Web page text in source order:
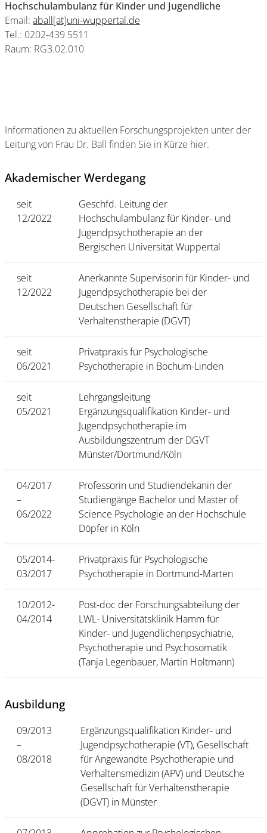
Hochschulambulanz für Kinder und Jugendliche
Email: aball[at]uni-wuppertal.de
Tel.: 0202-439 5511
Raum: RG3.02.010
Informationen zu aktuellen Forschungsprojekten unter der
Leitung von Frau Dr. Ball finden Sie in Kürze hier.
Akademischer Werdegang
seit
12/2022
Geschfd. Leitung der
Hochschulambulanz für Kinder- und
Jugendpsychotherapie an der
Bergischen Universität Wuppertal
seit
12/2022
Anerkannte Supervisorin für Kinder- und
Jugendpsychotherapie bei der
Deutschen Gesellschaft für
Verhaltenstherapie (DGVT)
seit
06/2021
Privatpraxis für Psychologische
Psychotherapie in Bochum-Linden
seit
05/2021
Lehrgangsleitung
Ergänzungsqualifikation Kinder- und
Jugendpsychotherapie im
Ausbildungszentrum der DGVT
Münster/Dortmund/Köln
04/2017
–
06/2022
Professorin und Studiendekanin der
Studiengänge Bachelor und Master of
Science Psychologie an der Hochschule
Döpfer in Köln
05/2014-
03/2017
Privatpraxis für Psychologische
Psychotherapie in Dortmund-Marten
10/2012-
04/2014
Post-doc der Forschungsabteilung der
LWL- Universitätsklinik Hamm für
Kinder- und Jugendlichenpsychiatrie,
Psychotherapie und Psychosomatik
(Tanja Legenbauer, Martin Holtmann)
Ausbildung
09/2013
–
08/2018
Ergänzungsqualifikation Kinder- und
Jugendpsychotherapie (VT), Gesellschaft
für Angewandte Psychotherapie und
Verhaltensmedizin (APV) und Deutsche
Gesellschaft für Verhaltenstherapie
(DGVT) in Münster